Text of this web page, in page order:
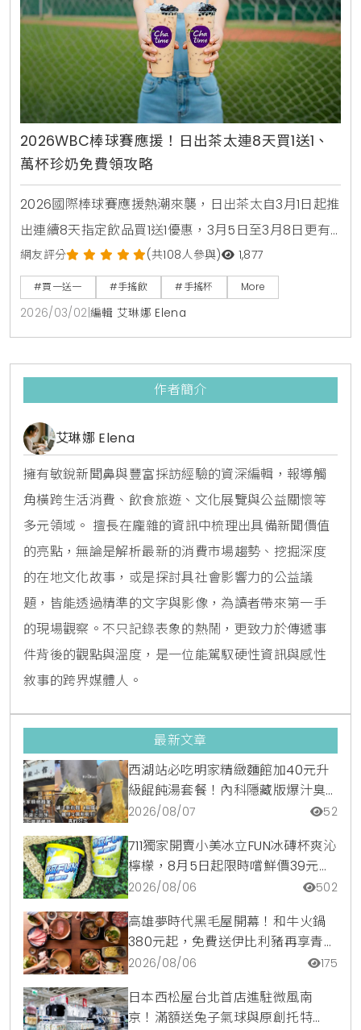
2026WBC棒球賽應援！日出茶太連8天買1送1、
萬杯珍奶免費領攻略
2026國際棒球賽應援熱潮來襲，日出茶太自3月1日起推
出連續8天指定飲品買1送1優惠，3月5日至3月8日更有
萬杯太極3號免費領取活動，民眾只需於社群留言應援
即可參加，快來掌握詳細優惠攻略，一起為台灣英雄加
油 。
網友評分 (共108人參與) 1,877
#買一送一 #手搖飲 #手搖杯 More
2026/03/02 編輯 艾琳娜 Elena
作者簡介
艾琳娜 Elena
擁有敏銳新聞鼻與豐富採訪經驗的資深編輯，報導觸
角橫跨生活消費、飲食旅遊、文化展覽與公益關懷等
多元領域。 擅長在龐雜的資訊中梳理出具備新聞價值
的亮點，無論是解析最新的消費市場趨勢、挖掘深度
的在地文化故事，或是探討具社會影響力的公益議
題，皆能透過精準的文字與影像，為讀者帶來第一手
的現場觀察。不只記錄表象的熱鬧，更致力於傳遞事
件背後的觀點與溫度，是一位能駕馭硬性資訊與感性
敘事的跨界媒體人。
最新文章
西湖站必吃明家精緻麵館加40元升
級餛飩湯套餐！內科隱藏版爆汁臭
豆腐麵與牛肉麵疙瘩平價攻略
2026/08/07 52
711獨家開賣小美冰立FUN冰磚杯爽沁
檸檬，8月5日起限時嚐鮮價39元特
調咖啡氣泡水超讚
2026/08/06 502
高雄夢時代黑毛屋開幕！和牛火鍋
380元起，免費送伊比利豬再享青森
蘋果冰淇淋加購價。
2026/08/06 175
日本西松屋台北首店進駐微風南
京！滿額送兔子氣球與原創托特